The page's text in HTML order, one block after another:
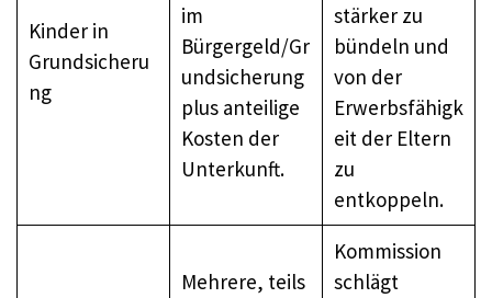
Kinder in
Grundsicheru
ng
im
Bürgergeld/Gr
undsicherung
plus anteilige
Kosten der
Unterkunft.
stärker zu
bündeln und
von der
Erwerbsfähigk
eit der Eltern
zu
entkoppeln.
Mehrere, teils
Kommission
schlägt